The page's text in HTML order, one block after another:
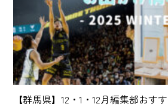
【群馬県】12・1・12月編集部おす